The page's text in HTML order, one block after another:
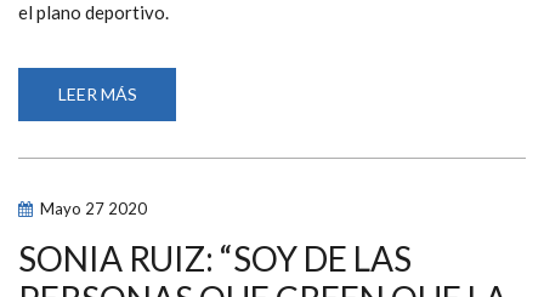
el plano deportivo.
LEER MÁS
PAHISSA:
POR
TOKIO,
A
DEJARME
HASTA
Mayo 27 2020
SONIA RUIZ: “SOY DE LAS